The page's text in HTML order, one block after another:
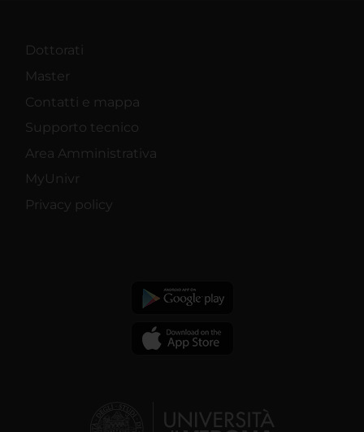
Dottorati
Master
Contatti e mappa
Supporto tecnico
Area Amministrativa
MyUnivr
Privacy policy